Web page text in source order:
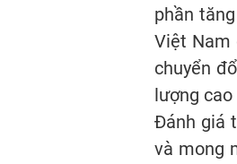
phần
Việt Nam
chuyển
lượng
Đánh giá
và mong